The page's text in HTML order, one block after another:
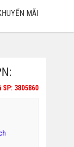
MÃI
SP: 3805860